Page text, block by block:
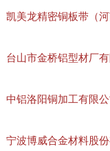
凯美龙精密铜板带（
台山市金桥铝型材厂
中铝洛阳铜加工有限
宁波博威合金材料股